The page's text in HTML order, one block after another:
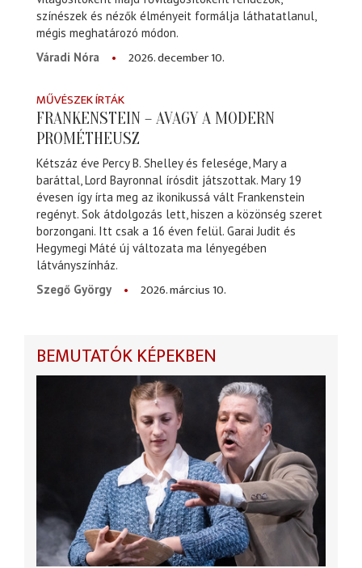
színészek és nézők élményeit formálja láthatatlanul,
mégis meghatározó módon.
Váradi Nóra
2026. december 10.
MŰVÉSZEK ÍRTÁK
FRANKENSTEIN – AVAGY A MODERN
PROMÉTHEUSZ
Kétszáz éve Percy B. Shelley és felesége, Mary a
baráttal, Lord Bayronnal írósdit játszottak. Mary 19
évesen így írta meg az ikonikussá vált Frankenstein
regényt. Sok átdolgozás lett, hiszen a közönség szeret
borzongani. Itt csak a 16 éven felül. Garai Judit és
Hegymegi Máté új változata ma lényegében
látványszínház.
Szegő György
2026. március 10.
BEMUTATÓK KÉPEKBEN